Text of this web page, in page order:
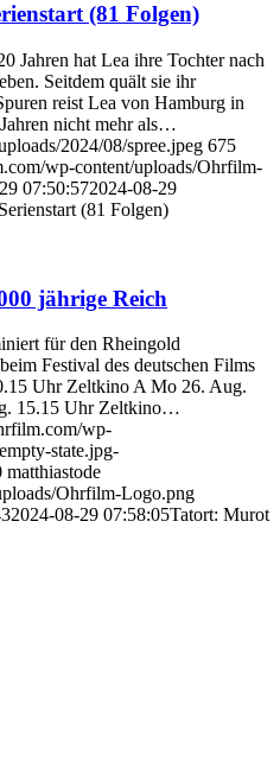
(81 Folgen)
Jahren hat Lea ihre Tochter nach
Seitdem quält sie ihr
reist Lea von Hamburg in
nicht mehr als…
2024/08/spree.jpeg 675
wp-content/uploads/Ohrfilm-
07:50:572024-08-29
(81 Folgen)
jährige Reich
für den Rheingold
Festival des deutschen Films
Uhr Zeltkino A Mo 26. Aug.
15.15 Uhr Zeltkino…
wp-
state.jpg-
matthiastode
Ohrfilm-Logo.png
2024-08-29 07:58:05Tatort: Murot